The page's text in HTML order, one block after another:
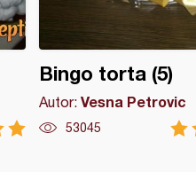
Bingo torta (5)
Autor:Vesna Petrovic
53045